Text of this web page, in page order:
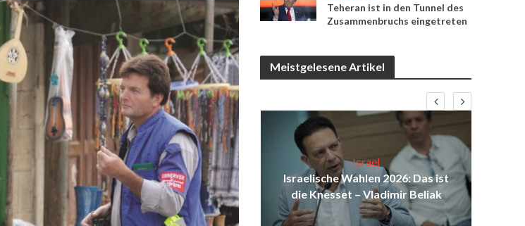
Teheran ist in den Tunnel des
Zusammenbruchs eingetreten
Meistgelesene Artikel
Israel
Israelische Wahlen 2026: Das ist
die Knesset – Moshe Abutbul
Israel
Israelische Wahlen 2026: Das ist
die Knesset – Vladimir Beliak